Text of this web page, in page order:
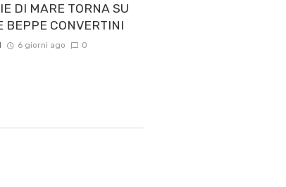
DI MARE TORNA SU
BEPPE CONVERTINI
6 giorni ago 0